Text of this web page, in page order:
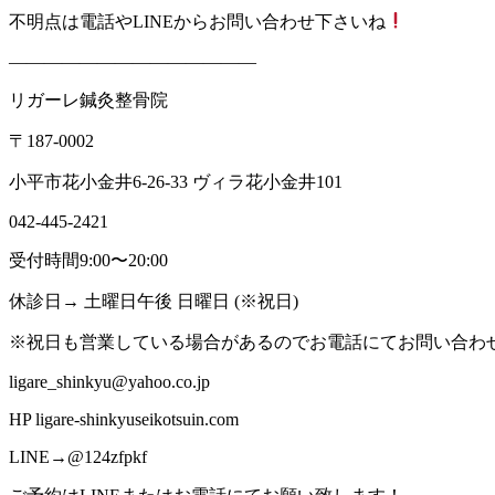
不明点は電話やLINEからお問い合わせ下さいね
——————————————
リガーレ鍼灸整骨院
〒187-0002
小平市花小金井6-26-33 ヴィラ花小金井101
042-445-2421
受付時間9:00〜20:00
休診日→ 土曜日午後 日曜日 (※祝日)
※祝日も営業している場合があるのでお電話にてお問い合わ
ligare_shinkyu@yahoo.co.jp
HP ligare-shinkyuseikotsuin.com
LINE→@124zfpkf